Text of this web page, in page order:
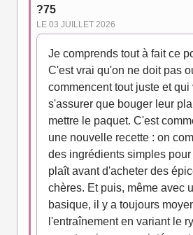
?75
LE 03 JUILLET 2026
Je comprends tout à fait ce
C'est vrai qu'on ne doit pas
commencent tout juste et
s'assurer que bouger leur
mettre le paquet. C'est
une nouvelle recette : on
des ingrédients simples
plaît avant d'acheter des
chères. Et puis, même avec
basique, il y a toujours
l'entraînement en variant le